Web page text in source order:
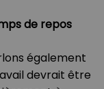
de repos
également
devrait être